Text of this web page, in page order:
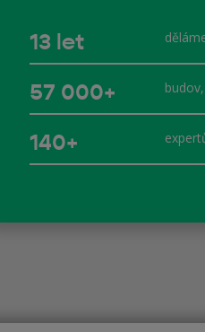
13 let
57 000+
140+